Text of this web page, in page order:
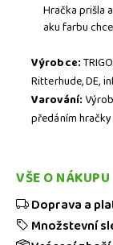
Stisknutím
seznámili s
OSOBNÍCH
Hračka prišla
aku farbu
Výrobce:
Ritterhude, DE,
Varování:
předáním
VŠE O NÁKUPU
Doprava a
Množstevní